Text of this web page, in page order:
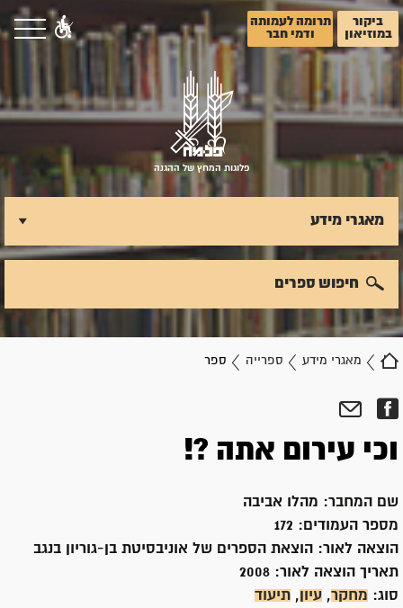
ביקור
במוזיאון
תרומה לעמותה
ודמי חבר
פלוגות המחץ של ההגנה
מאגרי מידע ספרייה ספר
מאגרי מידע
חיפוש ספרים
וכי עירום אתה ?!
שם המחבר: מהלו אביבה
מספר העמודים: 172
הוצאה לאור:
הוצאת הספרים של אוניבסיטת בן-גוריון בנגב
תאריך הוצאה לאור:
סוג: מחקר, עיון , תיעוד